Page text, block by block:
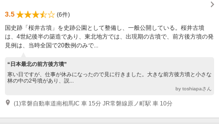
3.5
(6件)
国史跡「桜井古墳」を史跡公園として整備し、一般公開している。桜井古墳
は、4世紀後半の築造であり、東北地方では、出現期の古墳で、前方後方墳の発
見例は、当時全国で20数例のみで...
“日本最北の前方後方墳”
寒い日ですが、仕事が休みになったので見に行きました。大きな前方後方墳と小さな
林の中の2号墳があり、説...
by toshiapaさん
(1)常磐自動車道南相馬IC 車 15分 JR常磐線原ノ町駅 車 10分